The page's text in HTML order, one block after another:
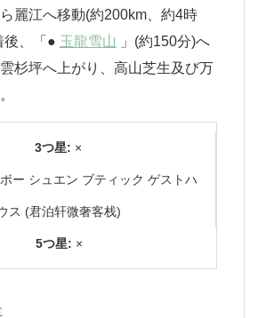
麗江へ移動(約200km、約4時
後、「● 玉龍雪山
」(約150分)へ
杉坪へ上がり、高山芝生及び万
3つ星: ×
ー シュエン ブティック ゲストハ
ス (君泊轩微奢客栈)
5つ星: ×